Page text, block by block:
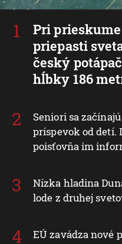
Pri
priepasti
český
hĺbky 186
Seniori sa
príspevok od detí.
poisťovňa im
Nízka hladina
lode z druhej
EÚ zavádza nové